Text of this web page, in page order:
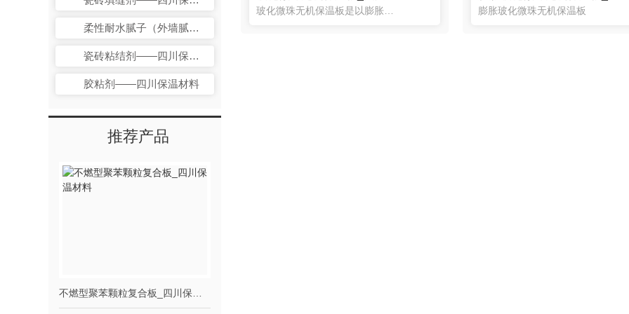
柔性耐水腻子（外墙腻子）
瓷砖粘结剂——四川保温材料
胶粘剂——四川保温材料
推荐产品
玻化微珠无机保温板是以膨胀中空玻化微珠，无机粘结剂等为主要材料经配料，压制，烘干等工序制成的防火保温板材（简称、玻珠保温板），主要应用于外墙，屋面防火保温系统。玻化微珠无机保温板外墙外保温系统的性能指... 膨胀玻化微珠无机保温板